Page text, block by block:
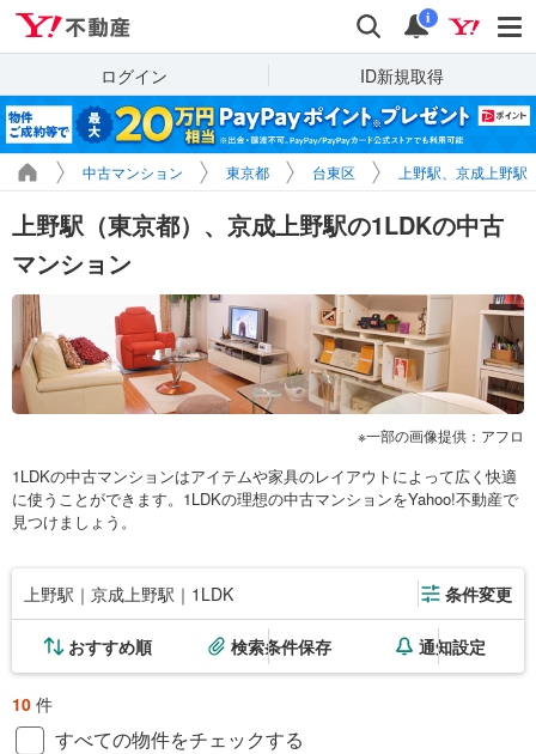
検索 通知
i
ログイン ID新規取得
中古マンション 東京都 台東区 上野駅、京成上野駅
上野駅（東京都）、京成上野駅の1LDKの中古
マンション
一部の画像提供：アフロ
1LDKの中古マンションはアイテムや家具のレイアウトによって広く快適
に使うことができます。1LDKの理想の中古マンションをYahoo!不動産で
見つけましょう。
上野駅｜京成上野駅｜1LDK 条件変更
おすすめ順 検索条件保存 通知設定
10 件
すべての物件をチェックする